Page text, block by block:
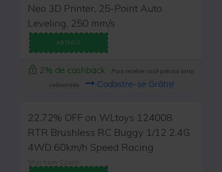
Neo 3D Printer, 25-Point Auto
Leveling, 250 mm/s
KB2NEO
2% de cashback
Para receber você precisa estar
cadastrado
Cadastre-se Grátis!
22.72% OFF on WLtoys 124008
RTR Brushless RC Buggy 1/12 2.4G
4WD 60km/h Speed Racing
Ship from: Czech